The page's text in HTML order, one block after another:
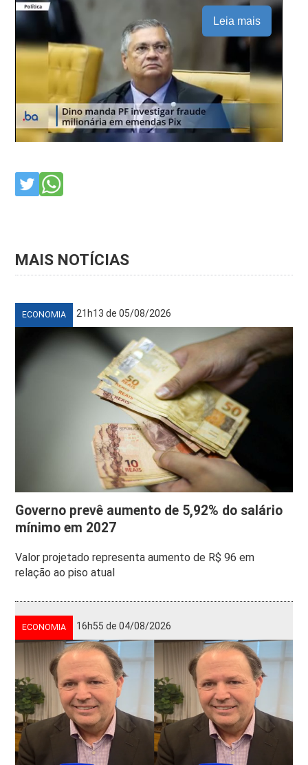
Leia mais
MAIS NOTÍCIAS
ECONOMIA 21h13 de 05/08/2026
Governo prevê aumento de 5,92% do salário
mínimo em 2027
Valor projetado representa aumento de R$ 96 em
relação ao piso atual
ECONOMIA 16h55 de 04/08/2026